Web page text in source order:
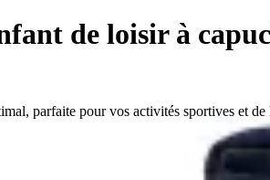
de loisir à
parfaite pour vos activités sportives et de